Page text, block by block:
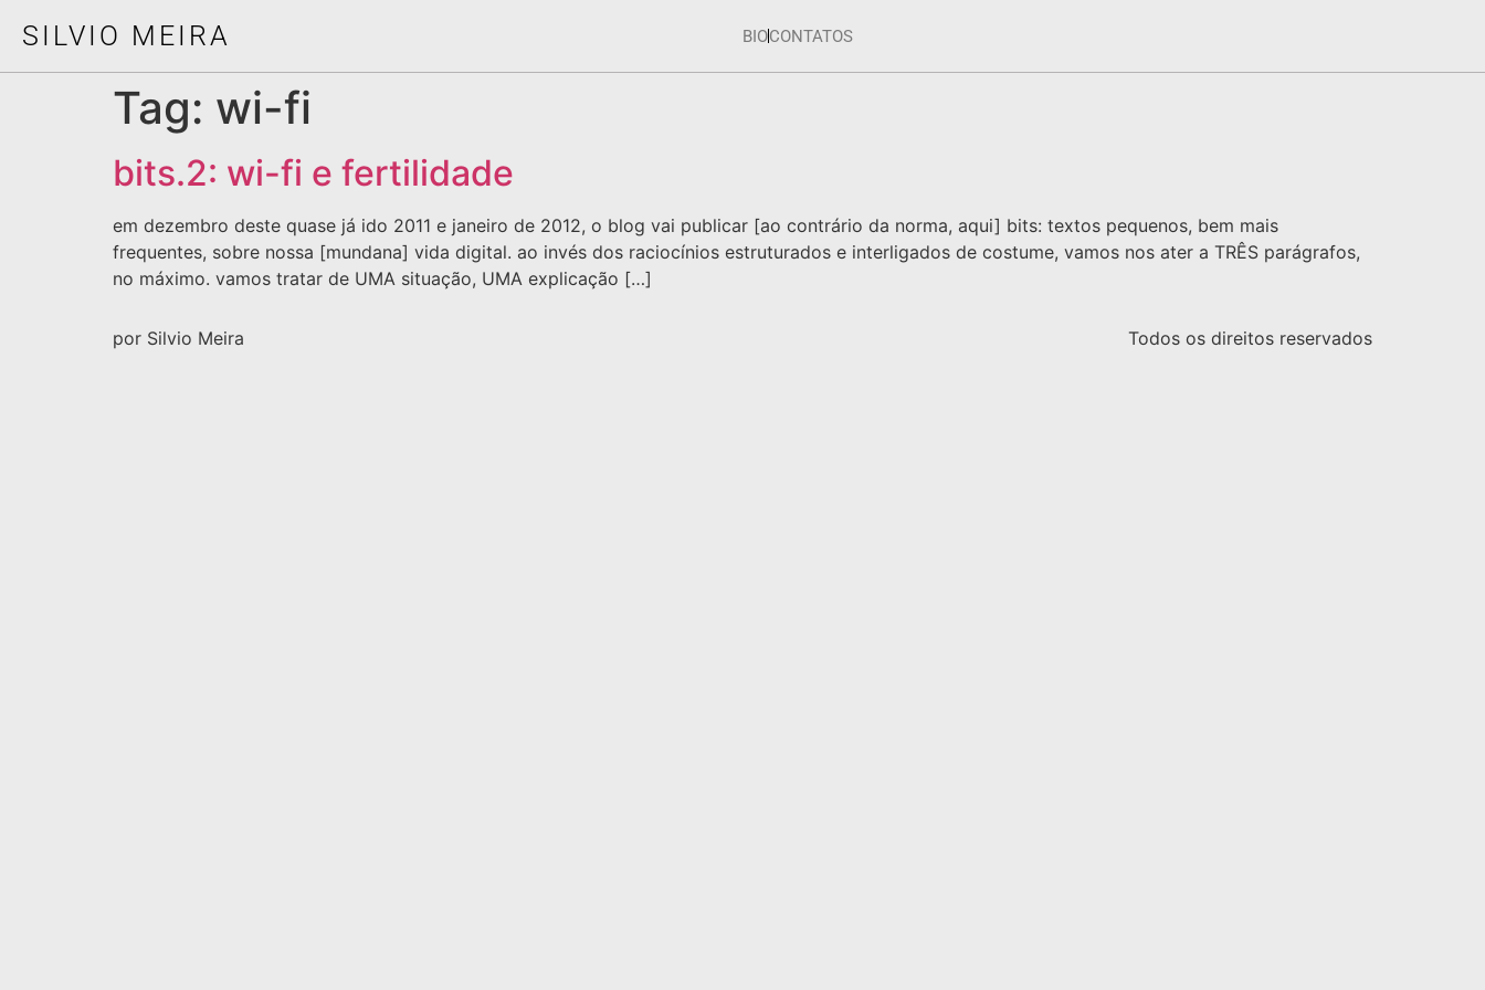
SILVIO MEIRA BIOCONTATOS
Tag: wi-fi
bits.2: wi-fi e fertilidade
em dezembro deste quase já ido 2011 e janeiro de 2012, o blog vai publicar [ao contrário da norma, aqui] bits: textos pequenos, bem mais
frequentes, sobre nossa [mundana] vida digital. ao invés dos raciocínios estruturados e interligados de costume, vamos nos ater a TRÊS parágrafos,
no máximo. vamos tratar de UMA situação, UMA explicação […]
por Silvio Meira Todos os direitos reservados